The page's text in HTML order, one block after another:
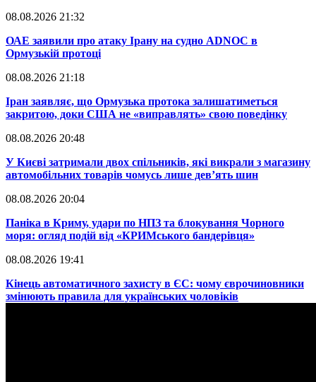
08.08.2026 21:32
​ОАЕ заявили про атаку Ірану на судно ADNOC в
Ормузькій протоці
08.08.2026 21:18
​Іран заявляє, що Ормузька протока залишатиметься
закритою, доки США не «виправлять» свою поведінку
08.08.2026 20:48
​У Києві затримали двох спільників, які викрали з магазину
автомобільних товарів чомусь лише дев’ять шин
08.08.2026 20:04
Паніка в Криму, удари по НПЗ та блокування Чорного
моря: огляд подій від «КРИМського бандерівця»
08.08.2026 19:41
​Кінець автоматичного захисту в ЄС: чому єврочиновники
змінюють правила для українських чоловіків